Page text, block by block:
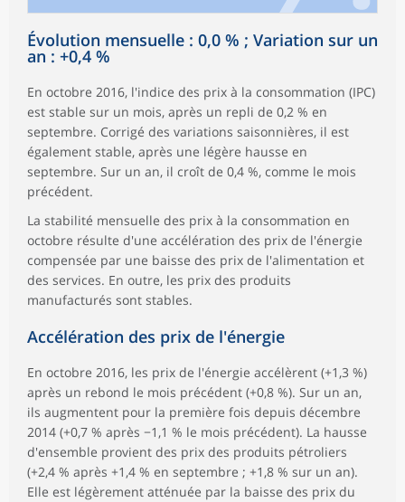
Évolution mensuelle : 0,0 % ; Variation sur un
an : +0,4 %
En octobre 2016, l'indice des prix à la consommation (IPC)
est stable sur un mois, après un repli de 0,2 % en
septembre. Corrigé des variations saisonnières, il est
également stable, après une légère hausse en
septembre. Sur un an, il croît de 0,4 %, comme le mois
précédent.
La stabilité mensuelle des prix à la consommation en
octobre résulte d'une accélération des prix de l'énergie
compensée par une baisse des prix de l'alimentation et
des services. En outre, les prix des produits
manufacturés sont stables.
Accélération des prix de l'énergie
En octobre 2016, les prix de l'énergie accélèrent (+1,3 %)
après un rebond le mois précédent (+0,8 %). Sur un an,
ils augmentent pour la première fois depuis décembre
2014 (+0,7 % après −1,1 % le mois précédent). La hausse
d'ensemble provient des prix des produits pétroliers
(+2,4 % après +1,4 % en septembre ; +1,8 % sur un an).
Elle est légèrement atténuée par la baisse des prix du